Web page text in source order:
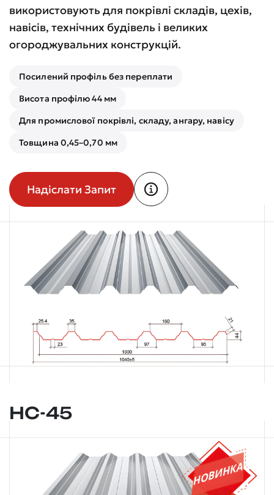
використовують для покрівлі складів, цехів,
навісів, технічних будівель і великих
огороджувальних конструкцій.
Посилений профіль без переплати
Висота профілю 44 мм
Для промислової покрівлі, складу, ангару, навісу
Товщина 0,45–0,70 мм
Надіслати Запит
НС-45